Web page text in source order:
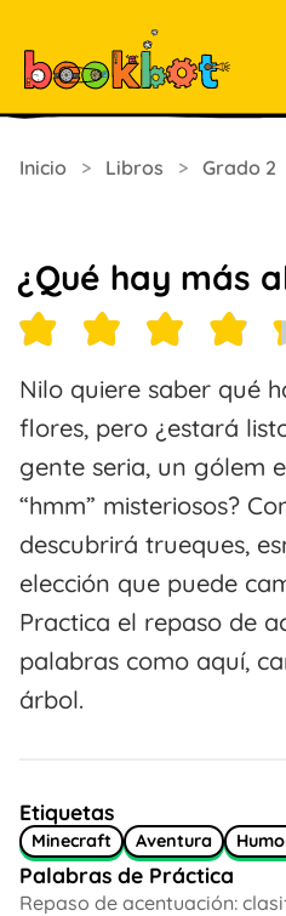
Inicio > Libros > Grado 2
¿Qué hay más
Nilo quiere saber qué
flores, pero ¿estará
gente seria, un gólem
“hmm” misteriosos?
descubrirá trueques,
elección que puede
Practica el repaso de
palabras como aquí,
árbol.
Etiquetas
Minecraft Aventura
Palabras de Práctica
Repaso de acentuación: